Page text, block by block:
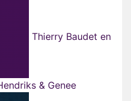
Thierry Baudet en
& Genee